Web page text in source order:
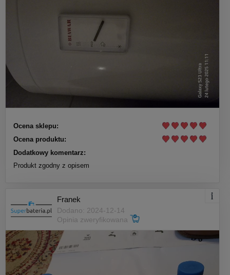
Ocena sklepu:
Ocena produktu:
Dodatkowy komentarz:
Produkt zgodny z opisem
Franek
Dodano: 2024-12-14
Opinia zweryfikowana